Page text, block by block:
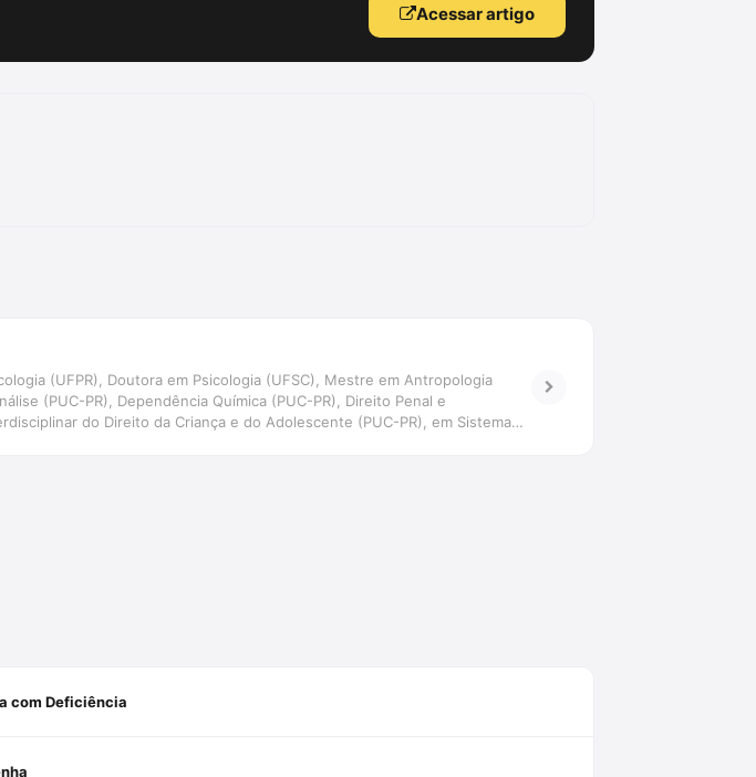
Acessar artigo
(UFPR), Doutora em Psicologia (UFSC), Mestre em Antropologia
(PUC-PR), Dependência Química (PUC-PR), Direito Penal e
do Direito da Criança e do Adolescente (PUC-PR), em Sistema
com Deficiência